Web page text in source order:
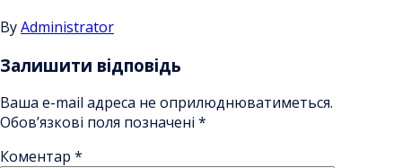
ByAdministrator
Залишити відповідь
Ваша e-mail адреса не оприлюднюватиметься.
Обов’язкові поля позначені *
Коментар *